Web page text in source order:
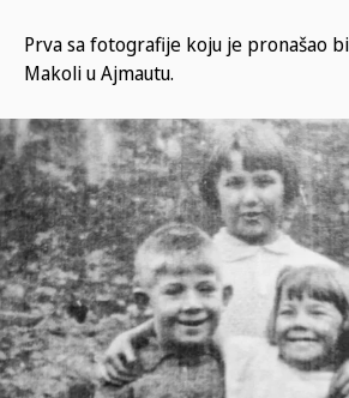
Prva sa fotografije koju je pronašao
Makoli u Ajmautu.